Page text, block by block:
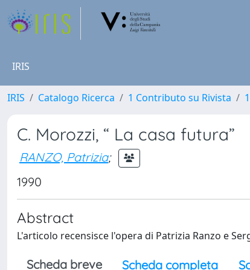
IRIS
IRIS Catalogo Ricerca 1 Contributo su Rivista
C. Morozzi, “ La casa futura”
RANZO, Patrizia;
1990
Abstract
L'articolo recensisce l'opera di Patrizia Ranzo e
Scheda breve Scheda completa